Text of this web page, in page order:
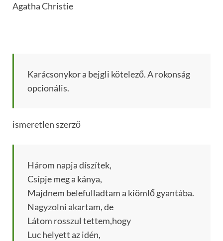
Agatha Christie
Karácsonykor a bejgli kötelező. A rokonság
opcionális.
ismeretlen szerző
Három napja díszítek,
Csípje meg a kánya,
Majdnem belefulladtam a kiömlő gyantába.
Nagyzolni akartam, de
Látom rosszul tettem,hogy
Luc helyett az idén,